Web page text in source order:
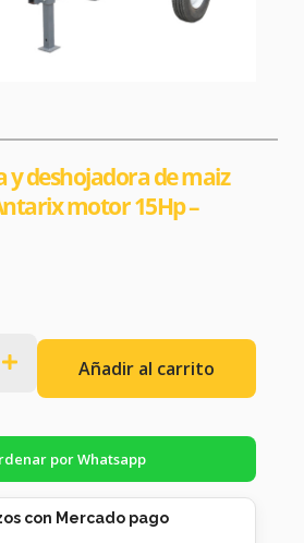
y deshojadora de maiz
motor 15Hp –
Añadir al carrito
por Whatsapp
con Mercado pago